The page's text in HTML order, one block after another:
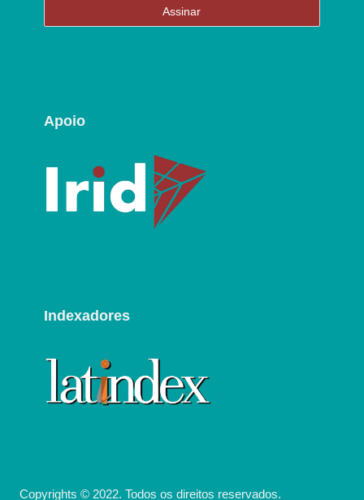
Apoio
Indexadores
Copyrights © 2022. Todos os direitos reservados.